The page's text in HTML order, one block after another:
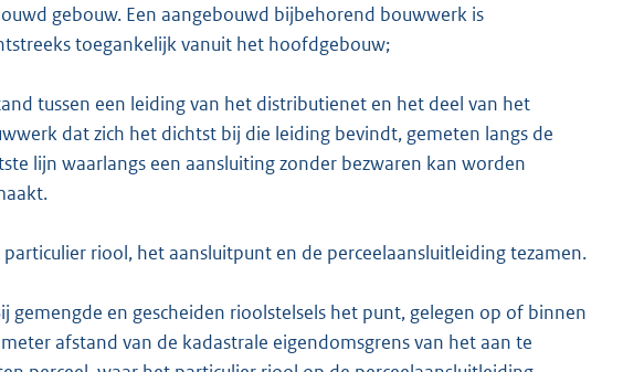
gebouw. Een aangebouwd bijbehorend bouwwerk is
toegankelijk vanuit het hoofdgebouw;
tussen een leiding van het distributienet en het deel van het
dat zich het dichtst bij die leiding bevindt, gemeten langs de
lijn waarlangs een aansluiting zonder bezwaren kan worden
particulier riool, het aansluitpunt en de perceelaansluitleiding tezamen.
gemengde en gescheiden rioolstelsels het punt, gelegen op of binnen
afstand van de kadastrale eigendomsgrens van het aan te